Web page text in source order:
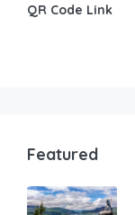
QR Code Link
Featured